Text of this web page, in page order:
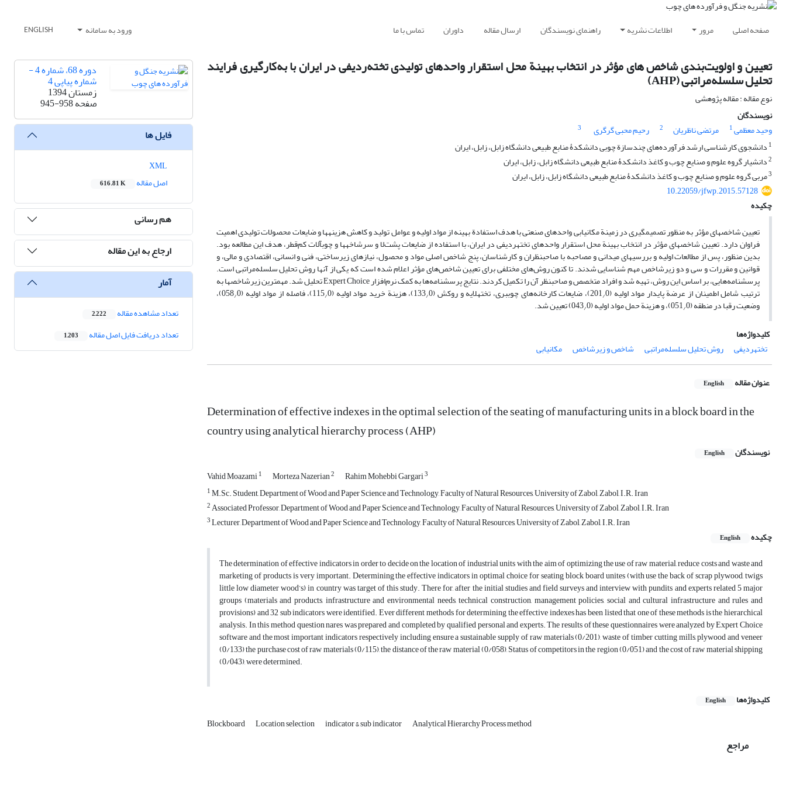
صفحه اصلی مرور اطلاعات نشریه راهنمای نویسندگان ارسال مقاله داوران تماس با ما ورود به سامانه ENGLISH
تعیین و اولویت‌بندی شاخص ‏های مؤثر در انتخاب بهینة محل استقرار واحدهای تولیدی تخته‌ردیفی در ایران با به‌کارگیری فرایند
تحلیل سلسله‌مراتبی (AHP)
نوع مقاله : مقاله پژوهشی
نویسندگان
وحید معظمی1 مرتضی ناظریان 2 رحیم محبی گرگری
3
1 دانشجوی کارشناسی ‏ارشد فرآورده‌های چندسازة چوبی دانشکدۀ منابع طبیعی دانشگاه زابل، زابل، ایران
2دانشیار گروه علوم و صنایع چوب و کاغذ دانشکدۀ منابع طبیعی دانشگاه زابل، زابل، ایران
3مربی گروه علوم و صنایع چوب و کاغذ دانشکدۀ منابع طبیعی دانشگاه زابل، زابل، ایران
10.22059/jfwp.2015.57128
چکیده
تعیین شاخص‏های مؤثر به ‏منظور تصمیم‏گیری در زمینة مکان‏یابی واحدهای صنعتی با هدف استفادة بهینه از مواد اولیه و عوامل تولید و کاهش هزینه‏ها و ضایعات محصولات تولیدی اهمیت
فراوان دارد. تعیین شاخص‏های مؤثر در انتخاب بهینة محل استقرار واحدهای تخته‏ردیفی در ایران، با استفاده از ضایعات پشت‌لا و سرشاخه‏ها و چوب‏آلات کم‌‌قطر، هدف این مطالعه بود.
بدین منظور، پس از مطالعات اولیه و بررسی‏های میدانی و مصاحبه با صاحب‏نظران و کارشناسان، پنج شاخص اصلی مواد و محصول، نیازهای زیرساختی، فنی و انسانی، اقتصادی و مالی، و
قوانین و مقررات و سی و دو زیرشاخص مهم شناسایی شدند. تا کنون روش‌های مختلفی برای تعیین شاخص‌های مؤثر اعلام شده است که یکی از آن‏ها روش تحلیل سلسله‌مراتبی است.
پرسش‏نامه‌هایی، بر اساس این روش، تهیه شد و افراد متخصص و صاحب‏نظر آن را تکمیل کردند. نتایج پرسش‏نامه‌ها به کمک نرم‌افزار Expert Choice تحلیل شد. مهم‏ترین زیرشاخص‏ها به
‏ترتیب شامل اطمینان از عرضة پایدار مواد اولیه (201 /0)، ضایعات کارخانه‌های چوب‏بری، تخته‏لایه و روکش (133 /0)، هزینة خرید مواد اولیه (115 /0)، فاصله از مواد اولیه (058 / 0)،
وضعیت رقبا در منطقه (051 /0)، و هزینة حمل مواد اولیه (043 /0) تعیین شد.
کلیدواژه‌ها
تخته‏ردیفی
روش تحلیل سلسله‌مراتبی شاخص و زیرشاخص مکان‏یابی
عنوان مقاله English
Determination of effective indexes in the optimal selection of the seating of manufacturing units in a block board in the
country using analytical hierarchy process (AHP)
نویسندگان English
Vahid Moazami1 Morteza Nazerian2 Rahim Mohebbi Gargari3
1M.Sc. Student, Department of Wood and Paper Science and Technology, Faculty of Natural Resources, University of Zabol, Zabol, I.R. Iran
2Associated Professor, Department of Wood and Paper Science and Technology, Faculty of Natural Resources, University of Zabol, Zabol, I.R. Iran
3Lecturer, Department of Wood and Paper Science and Technology, Faculty of Natural Resources, University of Zabol, Zabol, I.R. Iran
چکیده
English
The determination of effective indicators in order to decide on the location of industrial units with the aim of optimizing the use of raw material, reduce costs and waste and
marketing of products is very important. Determining the effective indicators in optimal choice for seating block board unites (with use the back of scrap plywood, twigs
little low diameter wood’s) in country was target of this study. There for, after the initial studies and field surveys and interview with pundits and experts related 5 major
groups (materials and products, infrastructure and environmental needs, technical construction, management policies, social and cultural infrastructure and rules and
provisions) and 32 sub indicators were identified. Ever different methods for determining the effective indexes has been listed that one of these methods is the hierarchical
analysis. In this method question nares was prepared and completed by qualified personal and experts. The results of these questionnaires were analyzed by Expert Choice
software and the most important indicators respectively including ensure a sustainable supply of raw materials (0/201), waste of timber cutting mills, plywood and veneer
(0/133) the purchase cost of raw materials (0/115), the distance of the raw material (0/058), Status of competitors in the region (0/051) and the cost of raw material shipping
(0/043), were determined.
کلیدواژه‌ها English
Blockboard Location selection indicator & sub indicator Analytical Hierarchy Process method
مراجع
دوره 68، شماره 4 -
شماره پیاپی 4
زمستان 1394
صفحه945-958
فایل ها
اصل مقاله
616.81 K
هم رسانی
ارجاع به این مقاله
آمار
تعداد مشاهده مقاله 2,222
تعداد دریافت فایل اصل مقاله 1,203